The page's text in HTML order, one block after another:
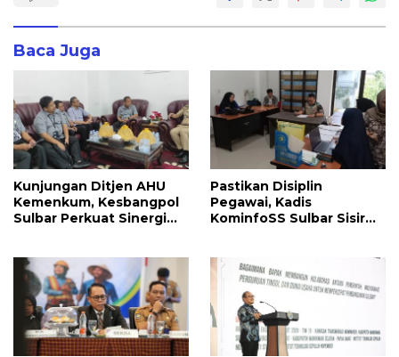
Baca Juga
Kunjungan Ditjen AHU
Kemenkum, Kesbangpol
Sulbar Perkuat Sinergi
Pastikan Disiplin
Pegawai, Kadis
KominfoSS Sulbar Sisir